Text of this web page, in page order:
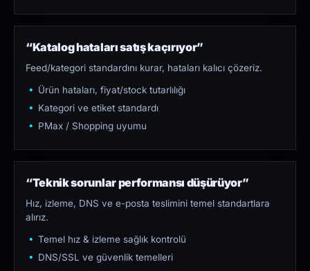
“Katalog hataları satış kaçırıyor”
Feed/kategori standardını kurar, hataları kalıcı çözeriz.
Ürün hataları, fiyat/stock tutarlılığı
Kategori ve etiket standardı
PMax / Shopping uyumu
“Teknik sorunlar performansı düşürüyor”
Hız, izleme, DNS ve e-posta teslimini temel standartlara
alırız.
Temel hız & izleme sağlık kontrolü
DNS/SSL ve güvenlik temelleri